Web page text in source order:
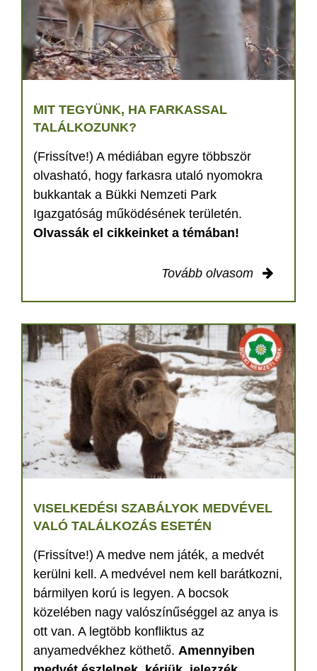
MIT TEGYÜNK, HA FARKASSAL
TALÁLKOZUNK?
(Frissítve!) A médiában egyre többször
olvasható, hogy farkasra utaló nyomokra
bukkantak a Bükki Nemzeti Park
Igazgatóság működésének területén.
Olvassák el cikkeinket a témában!
Tovább olvasom
VISELKEDÉSI SZABÁLYOK MEDVÉVEL
VALÓ TALÁLKOZÁS ESETÉN
(Frissítve!) A medve nem játék, a medvét
kerülni kell. A medvével nem kell barátkozni,
bármilyen korú is legyen. A bocsok
közelében nagy valószínűséggel az anya is
ott van. A legtöbb konfliktus az
anyamedvékhez köthető. Amennyiben